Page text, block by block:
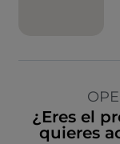
¿Eres el
quieres